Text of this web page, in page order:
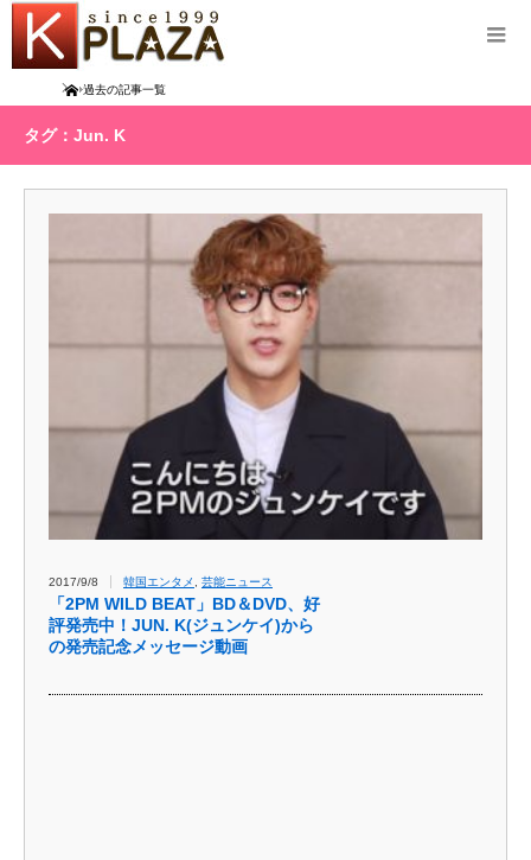
Home過去の記事一覧
タグ：Jun. K
2017/9/8 韓国エンタメ 芸能ニュース
「2PM WILD BEAT」BD＆DVD、好
評発売中！JUN. K(ジュンケイ)から
の発売記念メッセージ動画